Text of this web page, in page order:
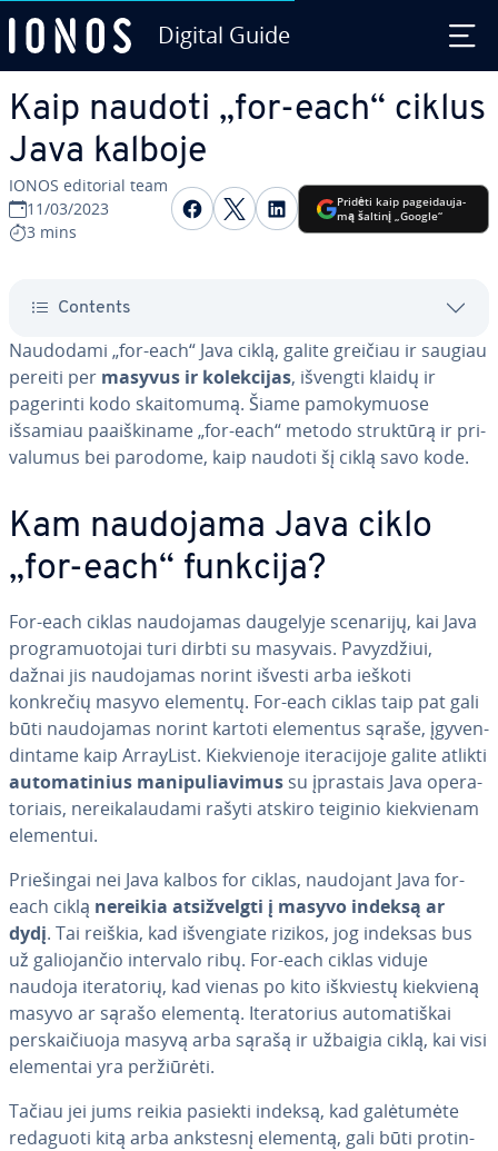
Digital Guide
Kaip naudoti „for-each“ ciklus
Java kalboje
IONOS editorial team
11/03/2023
3 mins
Share on Facebook
Share on Twitter
Share on LinkedIn
Pridėti kaip pa­gei­dau­ja­
mą šaltinį „Google“
Contents
Naudodami „for-each“ Java ciklą, galite greičiau ir saugiau
pereiti per masyvus ir ko­lek­ci­jas, išvengti klaidų ir
pagerinti kodo skai­to­mu­mą. Šiame pa­mo­ky­muo­se
išsamiau pa­aiš­ki­na­me „for-each“ metodo struktūrą ir pri­
va­lu­mus bei parodome, kaip naudoti šį ciklą savo kode.
Kam naudojama Java ciklo
„for-each“ funkcija?
For-each ciklas nau­do­ja­mas daugelyje scenarijų, kai Java
prog­ra­muo­to­jai turi dirbti su masyvais. Pa­vyz­džiui,
dažnai jis nau­do­ja­mas norint išvesti arba ieškoti
konkrečių masyvo elementų. For-each ciklas taip pat gali
būti nau­do­ja­mas norint kartoti elementus sąraše, įgy­ven­
din­ta­me kaip ArrayList. Kiek­vie­no­je ite­ra­ci­jo­je galite atlikti
au­to­ma­ti­nius ma­ni­pu­lia­vi­mus su įprastais Java ope­ra­
to­riais, ne­rei­ka­lau­da­mi rašyti atskiro teiginio kiek­vie­nam
elementui.
Prie­šin­gai nei Java kalbos for ciklas, naudojant Java for-
each ciklą nereikia at­si­žvelg­ti į masyvo indeksą ar
dydį. Tai reiškia, kad iš­ven­gia­te rizikos, jog indeksas bus
už ga­lio­jan­čio intervalo ribų. For-each ciklas viduje
naudoja ite­ra­to­rių, kad vienas po kito iškviestų kiekvieną
masyvo ar sąrašo elementą. Ite­ra­to­rius au­to­ma­tiš­kai
per­skai­čiuo­ja masyvą arba sąrašą ir užbaigia ciklą, kai visi
elementai yra per­žiū­rė­ti.
Tačiau jei jums reikia pasiekti indeksą, kad ga­lė­tu­mė­te
redaguoti kitą arba ankstesnį elementą, gali būti pro­tin­